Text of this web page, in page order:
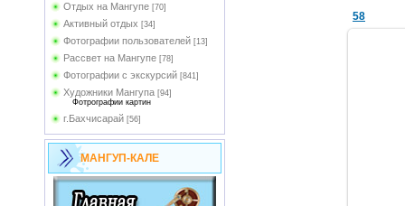
Отдых на Мангупе [70]
Активный отдых [34]
Фотографии пользователей [13]
Рассвет на Мангупе [78]
Фотографии с экскурсий [841]
Художники Мангупа [94]
Фотрографии картин
г.Бахчисарай [56]
МАНГУП-КАЛЕ
58